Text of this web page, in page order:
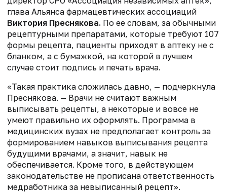
глава Альянса фармацевтических ассоциаций
Виктория Преснякова. По ее словам, за обычными
рецептурными препаратами, которые требуют 107
формы рецепта, пациенты приходят в аптеку не с
бланком, а с бумажкой, на которой в лучшем
случае стоит подпись и печать врача.
«Такая практика сложилась давно, — подчеркнула
Преснякова. — Врачи не считают важным
выписывать рецепты, а некоторые и вовсе не
умеют правильно их оформлять. Программа в
медицинских вузах не предполагает контроль за
формированием навыков выписывания рецепта
будущими врачами, а значит, навык не
обеспечивается. Кроме того, в действующем
законодательстве не прописана ответственность
медработника за невыписанный рецепт».